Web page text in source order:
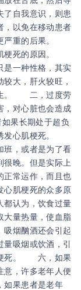
自我意识，则患
，以免在移动患者
更严重的后果。
肌梗死的原因。
是一种性格，其实
大，肝火较旺，
生。 二，过度劳
，对心脏也会造成
果长期处于超负
诱发心肌梗死。
班，或者是为了看
很晚。但是实际上
正常运作，而且也
肌梗死的众多原
都认为，饮食过量
大量热量，使血脂
烟酗酒还会引起
吸烟或饮酒，引
梗死。 六，如果
意，许多老年人便
如果患者是老年